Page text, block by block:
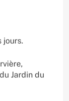
jours.
Jardin du